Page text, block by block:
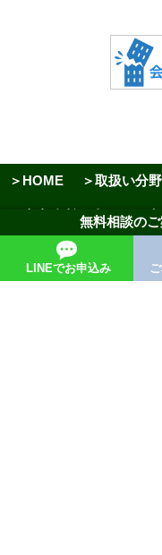
＞HOME ＞取扱い分野
＞当事務所の強み ＞
＞解決事例
＞相続コラム ＞サイ
無料相談の
LINEでお申込み